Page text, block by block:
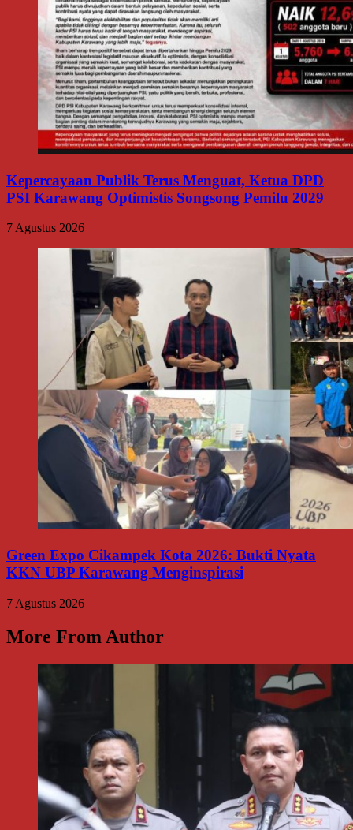
Kepercayaan Publik Terus Menguat, Ketua DPD
PSI Karawang Optimistis Songsong Pemilu 2029
7 Agustus 2026
Green Expo Cikampek Kota 2026: Bukti Nyata
KKN UBP Karawang Menginspirasi
7 Agustus 2026
More From Author